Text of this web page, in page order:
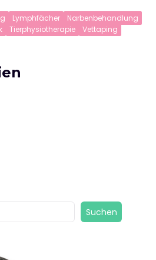
Lymphfächer
Narbenbehandlung
Tierphysiotherapie
Vettaping
Suchen